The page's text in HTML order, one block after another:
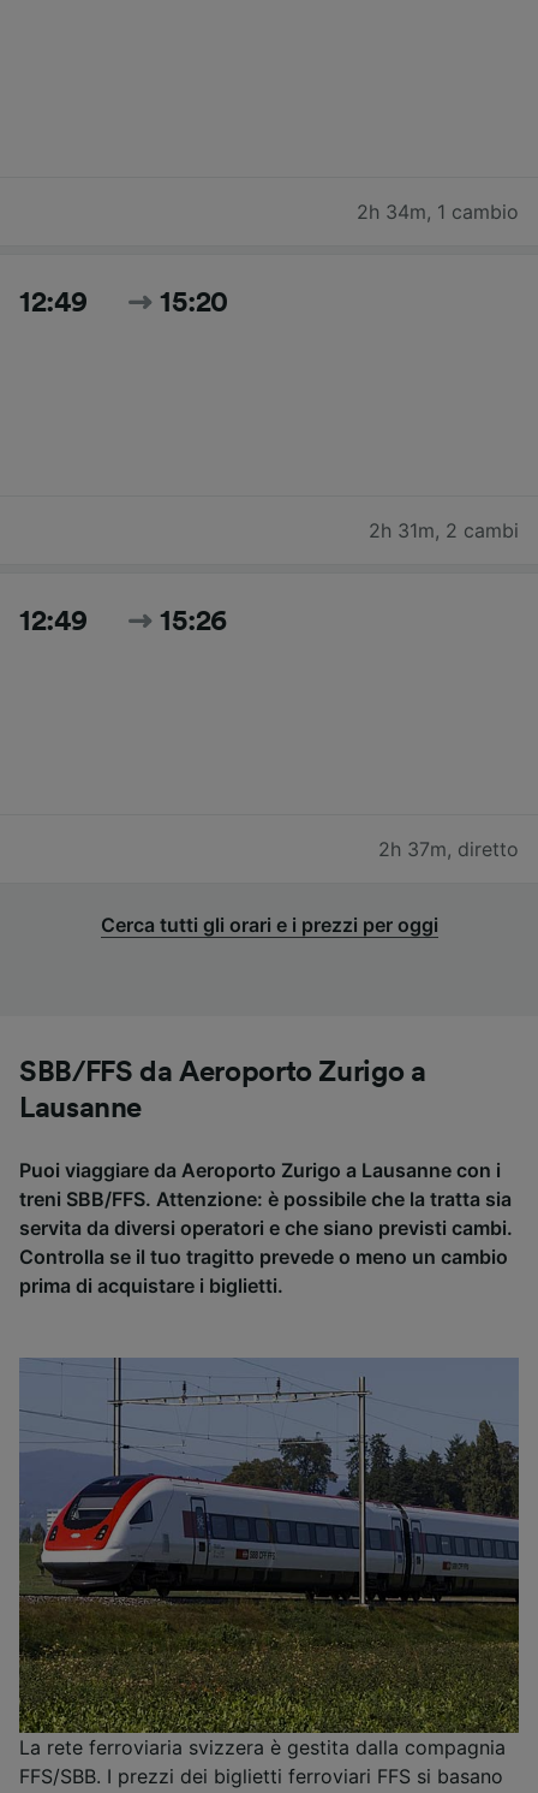
2h 34m, 1 cambio
12:49 15:20
2h 31m, 2 cambi
12:49 15:26
2h 37m, diretto
Cerca tutti gli orari e i prezzi per oggi
SBB/FFS da Aeroporto Zurigo a
Lausanne
Puoi viaggiare da Aeroporto Zurigo a Lausanne con i
treni SBB/FFS. Attenzione: è possibile che la tratta sia
servita da diversi operatori e che siano previsti cambi.
Controlla se il tuo tragitto prevede o meno un cambio
prima di acquistare i biglietti.
La rete ferroviaria svizzera è gestita dalla compagnia
FFS/SBB. I prezzi dei biglietti ferroviari FFS si basano